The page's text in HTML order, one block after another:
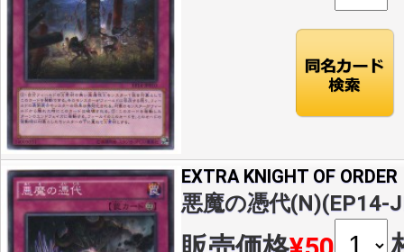
EXTRA KNIGHT OF ORDER
悪魔の憑代(N)(EP14-